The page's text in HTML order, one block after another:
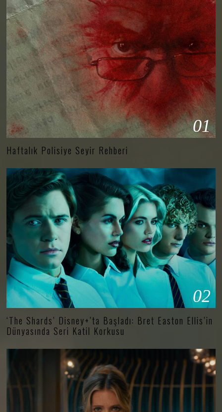
01
Haftalık Polisiye Seyir Rehberi
02
‘The Shards’ Disney+’ta Başladı: Bret Easton Ellis’in
Dünyasında Seri Katil Korkusu